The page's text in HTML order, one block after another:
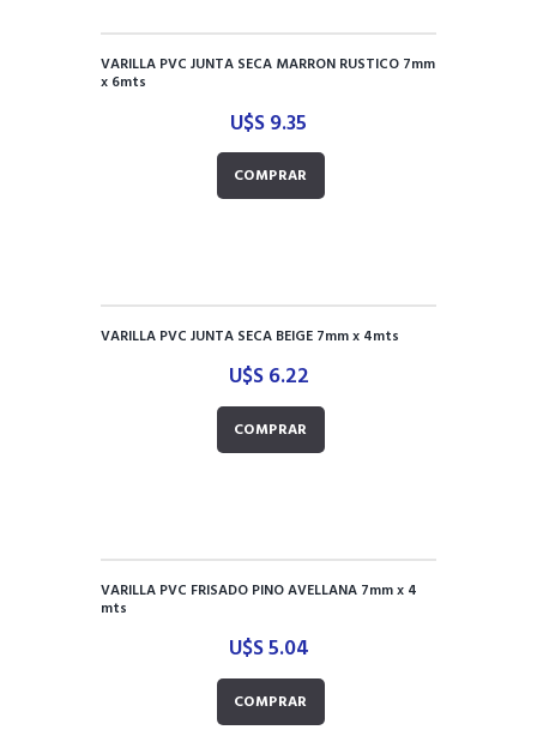
VARILLA PVC JUNTA SECA MARRON RUSTICO 7mm
x 6mts
U$S9.35
COMPRAR
VARILLA PVC JUNTA SECA BEIGE 7mm x 4mts
U$S6.22
COMPRAR
VARILLA PVC FRISADO PINO AVELLANA 7mm x 4
mts
U$S5.04
COMPRAR